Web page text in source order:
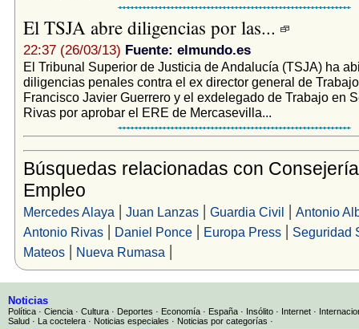
El TSJA abre diligencias por las...
22:37 (26/03/13) Fuente: elmundo.es
El Tribunal Superior de Justicia de Andalucía (TSJA) ha
diligencias penales contra el ex director general de
Francisco Javier Guerrero y el exdelegado de Trabajo en
Rivas por aprobar el ERE de Mercasevilla...
Búsquedas relacionadas con
Empleo
Mercedes Alaya | Juan Lanzas| Guardia Civil | Antonio
Antonio Rivas| Daniel Ponce| Europa Press| Seguridad
Mateos| Nueva Rumasa |
Noticias
Política · Ciencia · Cultura · Deportes · Economía · España · Insólito · Internet ·
Salud · La coctelera · Noticias especiales · Noticias por categorías ·